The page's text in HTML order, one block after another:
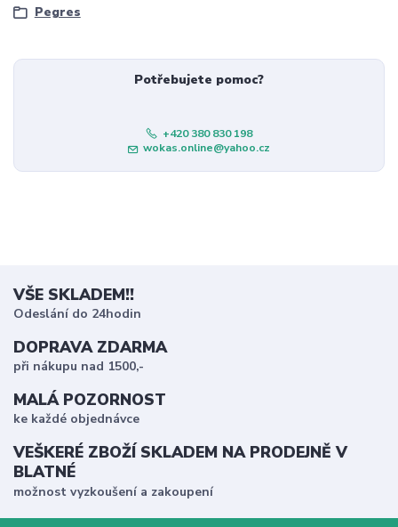
Pegres
Potřebujete pomoc?
+420 380 830 198
wokas.online@yahoo.cz
VŠE SKLADEM!!
Odeslání do 24hodin
DOPRAVA ZDARMA
při nákupu nad 1500,-
MALÁ POZORNOST
ke každé objednávce
VEŠKERÉ ZBOŽÍ SKLADEM NA PRODEJNĚ V
BLATNÉ
možnost vyzkoušení a zakoupení